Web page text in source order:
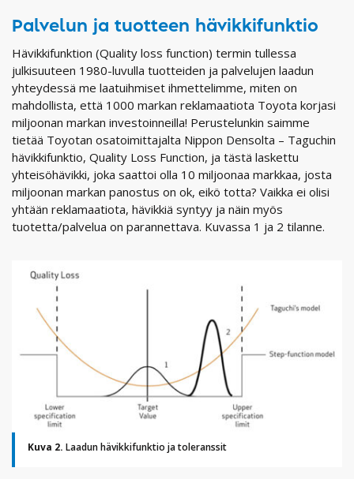
Palvelun ja tuotteen hävikkifunktio
Hävikkifunktion (Quality loss function) termin tullessa
julkisuuteen 1980-luvulla tuotteiden ja palvelujen laadun
yhteydessä me laatuihmiset ihmettelimme, miten on
mahdollista, että 1000 markan reklamaatiota Toyota korjasi
miljoonan markan investoinneilla! Perustelunkin saimme
tietää Toyotan osatoimittajalta Nippon Densolta – Taguchin
hävikkifunktio, Quality Loss Function, ja tästä laskettu
yhteisöhävikki, joka saattoi olla 10 miljoonaa markkaa, josta
miljoonan markan panostus on ok, eikö totta? Vaikka ei olisi
yhtään reklamaatiota, hävikkiä syntyy ja näin myös
tuotetta/palvelua on parannettava. Kuvassa 1 ja 2 tilanne.
Kuva 2. Laadun hävikkifunktio ja toleranssit